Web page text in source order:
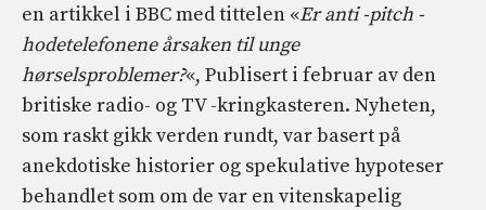
en artikkel i BBC med tittelen «Er anti -pitch -
hodetelefonene årsaken til unge
hørselsproblemer?«, Publisert i februar av den
britiske radio- og TV -kringkasteren. Nyheten,
som raskt gikk verden rundt, var basert på
anekdotiske historier og spekulative hypoteser
behandlet som om de var en vitenskapelig